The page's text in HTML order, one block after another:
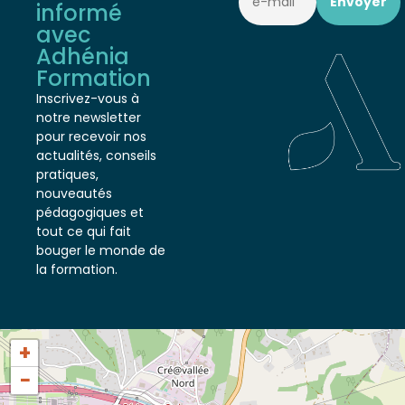
Restez
informé
avec
Adhénia
Formation
Inscrivez-vous à
notre newsletter
pour recevoir nos
actualités, conseils
pratiques,
nouveautés
pédagogiques et
tout ce qui fait
bouger le monde de
+
−